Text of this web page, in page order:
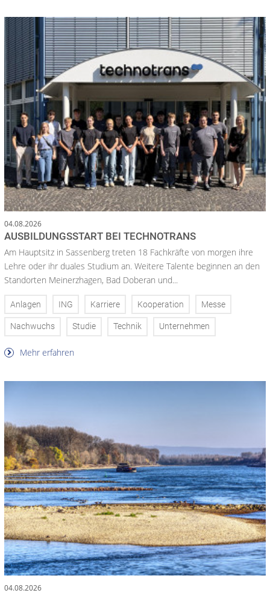
04.08.2026
AUSBILDUNGSSTART BEI TECHNOTRANS
Am Hauptsitz in Sassenberg treten 18 Fachkräfte von morgen ihre
Lehre oder ihr duales Studium an. Weitere Talente beginnen an den
Standorten Meinerzhagen, Bad Doberan und...
Anlagen ING Karriere Kooperation Messe
Nachwuchs Studie Technik Unternehmen
Mehr erfahren
04.08.2026